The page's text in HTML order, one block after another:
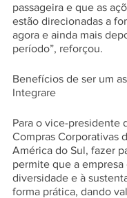
passageira e que as
estão direcionadas a
agora e ainda mais
período”, reforçou.
Benefícios de ser um
Integrare
Para o vice-presidente
Compras Corporativas
América do Sul, fazer
permite que a empresa
diversidade e à
forma prática, dando